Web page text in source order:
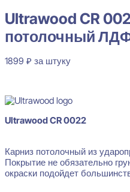
Ultrawood CR
потолочный
1899 ₽ за штуку
Ultrawood CR 0022
Карниз потолочный из
Покрытие не обязательно
окраски подойдет